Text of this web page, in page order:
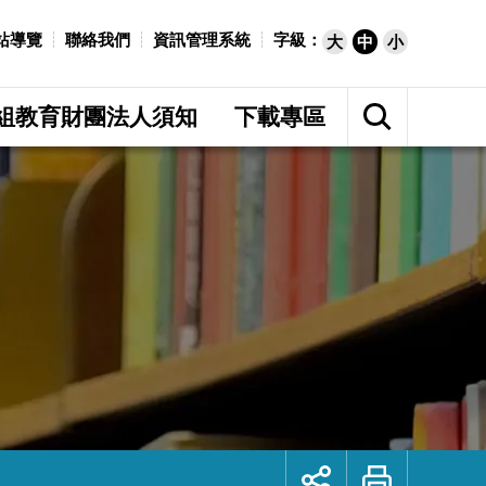
導覽 聯絡我們 資訊管理系統 字級： 大 中 小
教育財團法人須知 下載專區
展
開
網
站
尋
展
列